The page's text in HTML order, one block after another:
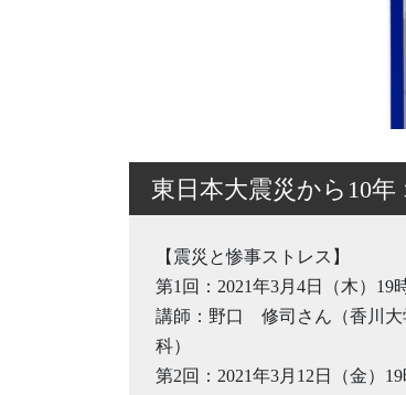
東日本大震災から10
【震災と惨事ストレス】
第1回：2021年3月4日（木）19
講師：野口 修司さん（香川大
科）
第2回：2021年3月12日（金）